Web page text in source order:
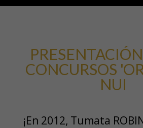
CONCURSOS
NUI
¡En 2012, Tumata